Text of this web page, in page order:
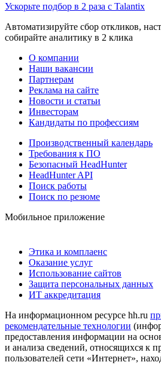
Ускорьте подбор в 2 раза с Talantix
Автоматизируйте сбор откликов,
собирайте аналитику в 2 клика
О компании
Наши вакансии
Партнерам
Реклама на сайте
Новости и статьи
Инвесторам
Кандидаты по профессиям
Производственный календарь
Требования к ПО
Безопасный HeadHunter
HeadHunter API
Поиск работы
Поиск по резюме
Мобильное приложение
Этика и комплаенс
Оказание услуг
Использование сайтов
Защита персональных данных
ИТ аккредитация
На информационном ресурсе hh.ru
рекомендательные технологии
предоставления информации на
и анализа сведений, относящихся к
пользователей сети «Интернет»,